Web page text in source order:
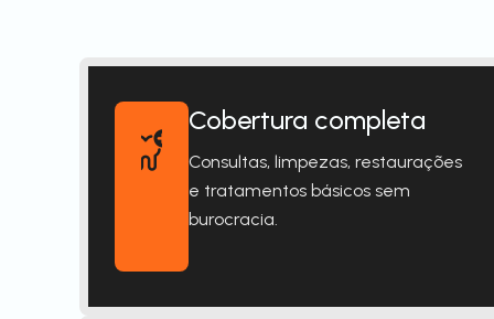
Cobertura completa
Consultas, limpezas, restaurações
e tratamentos básicos sem
burocracia.